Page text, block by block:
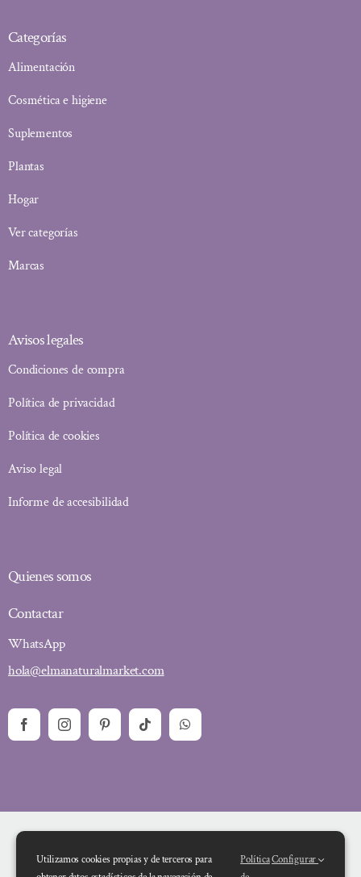
Categorías
Alimentación
Cosmética e higiene
Suplementos
Plantas
Hogar
Ver categorías
Marcas
Avisos legales
Condiciones de compra
Política de privacidad
Política de cookies
Aviso legal
Informe de accesibilidad
Quienes somos
Contactar
WhatsApp
hola@elmanaturalmarket.com
Utilizamos cookies propias y de terceros para
PolíticaConfigurar